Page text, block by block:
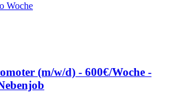
Woche
(m/w/d) - 600€/Woche -